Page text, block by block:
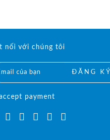
nối với chúng tôi
ĐĂNG KÝ